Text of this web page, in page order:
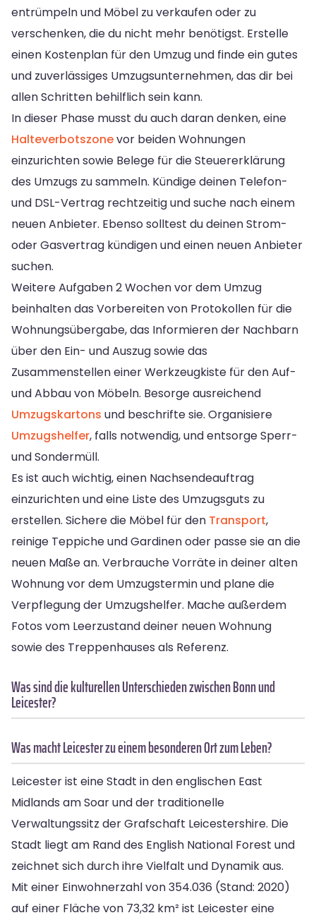
entrümpeln und Möbel zu verkaufen oder zu
verschenken, die du nicht mehr benötigst. Erstelle
einen Kostenplan für den Umzug und finde ein gutes
und zuverlässiges Umzugsunternehmen, das dir bei
allen Schritten behilflich sein kann.
In dieser Phase musst du auch daran denken, eine
Halteverbotszonevor beiden Wohnungen
einzurichten sowie Belege für die Steuererklärung
des Umzugs zu sammeln. Kündige deinen Telefon-
und DSL-Vertrag rechtzeitig und suche nach einem
neuen Anbieter. Ebenso solltest du deinen Strom-
oder Gasvertrag kündigen und einen neuen Anbieter
suchen.
Weitere Aufgaben 2 Wochen vor dem Umzug
beinhalten das Vorbereiten von Protokollen für die
Wohnungsübergabe, das Informieren der Nachbarn
über den Ein- und Auszug sowie das
Zusammenstellen einer Werkzeugkiste für den Auf-
und Abbau von Möbeln. Besorge ausreichend
Umzugskartons und beschrifte sie. Organisiere
Umzugshelfer, falls notwendig, und entsorge Sperr-
und Sondermüll.
Es ist auch wichtig, einen Nachsendeauftrag
einzurichten und eine Liste des Umzugsguts zu
erstellen. Sichere die Möbel für den Transport,
reinige Teppiche und Gardinen oder passe sie an die
neuen Maße an. Verbrauche Vorräte in deiner alten
Wohnung vor dem Umzugstermin und plane die
Verpflegung der Umzugshelfer. Mache außerdem
Fotos vom Leerzustand deiner neuen Wohnung
sowie des Treppenhauses als Referenz.
Was sind die kulturellen Unterschieden zwischen Bonn und
Leicester?
Was macht Leicester zu einem besonderen Ort zum Leben?
Leicester ist eine Stadt in den englischen East
Midlands am Soar und der traditionelle
Verwaltungssitz der Grafschaft Leicestershire. Die
Stadt liegt am Rand des English National Forest und
zeichnet sich durch ihre Vielfalt und Dynamik aus.
Mit einer Einwohnerzahl von 354.036 (Stand: 2020)
auf einer Fläche von 73,32 km² ist Leicester eine